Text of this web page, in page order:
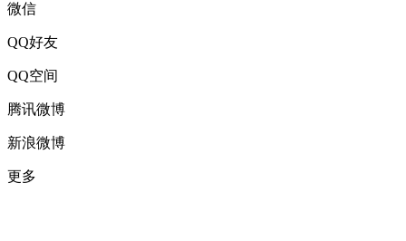
微信
QQ好友
QQ空间
腾讯微博
新浪微博
更多